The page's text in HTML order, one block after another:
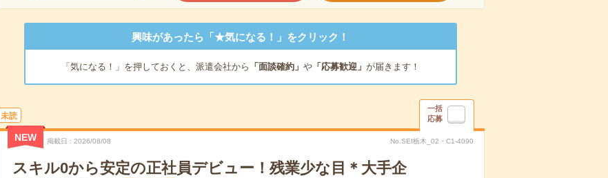
興味があったら「★気になる！」をクリック！
「気になる！」を押しておくと、派遣会社から 「面談確約」 や「応募歓迎」 が届きます！
未読
一括
応募
NEW 掲載日 2026/08/08 No.SEI栃木_02・C1-4090
スキル0から安定の正社員デビュー！残業少な目＊大手企